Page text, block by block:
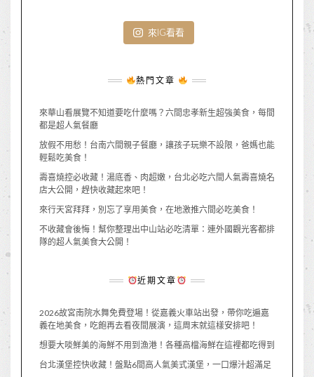
來IG看看
熱門文章
來華山看展覽不知道要吃什麼嗎？六間忠孝新生超強美食，每間
都是超人氣餐廳
放假不用愁！台南六間親子餐廳，讓孩子玩樂不設限，爸媽也能
輕鬆吃美食！
壽喜燒控必收藏！湯底香、肉超嫩，台北必吃六間人氣壽喜燒名
店大公開，趕快收藏起來吧！
來行天宮拜拜，別忘了享用美食，在地激推六間必吃美食！
不收藏會後悔！幫你整理出中山站必吃清單：連外國觀光客都排
隊的超人氣美食大公開！
近期文章
2026故宮南院水舞免費登場！從嘉義火車站出發，帶你吃遍嘉
義在地美食，吃飽再去看夜間展演，這周末就這樣安排吧！
想要大啖鮮美的海鮮不用到漁港！各種高檔海鮮在這裡都吃得到
台北漢堡控快收藏！盤點6間高人氣美式漢堡，一口爆汁超滿足